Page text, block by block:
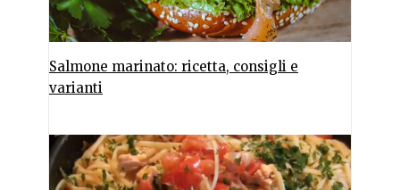
Salmone marinato: ricetta, consigli e
varianti